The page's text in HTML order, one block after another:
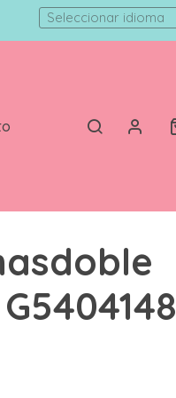
Seleccionar idioma